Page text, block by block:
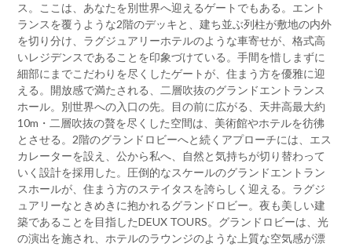
ス。ここは、あなたを別世界へ迎えるゲートでもある。エント
ランスを覆うような2階のデッキと、建ち並ぶ列柱が敷地の内外
を切り分け、ラグジュアリーホテルのような車寄せが、格式高
いレジデンスであることを印象づけている。手間を惜しまずに
細部にまでこだわりを尽くしたゲートが、住まう方を優雅に迎
える。開放感で満たされる、二層吹抜のグランドエントランス
ホール。別世界への入口の先。目の前に広がる、天井高最大約
10m・二層吹抜の贅を尽くした空間は、美術館やホテルを彷彿
とさせる。2階のグランドロビーへと続くアプローチには、エス
カレーターを設え、公から私へ、自然と気持ちが切り替わって
いく設計を採用した。圧倒的なスケールのグランドエントラン
スホールが、住まう方のステイタスを誇らしく迎える。ラグジ
ュアリーなときめきに抱かれるグランドロビー。夜も美しい建
築であることを目指したDEUX TOURS。グランドロビーは、光
の演出を施され、ホテルのラウンジのような上質な空気感が漂